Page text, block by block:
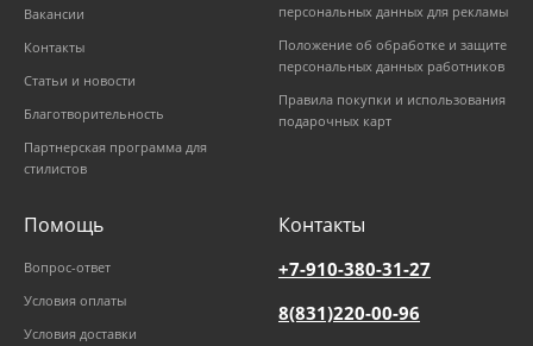
Вакансии
Контакты
Статьи и новости
Благотворительность
Партнерская программа для
стилистов
персональных данных для рекламы
Положение об обработке и защите
персональных данных работников
Правила покупки и использования
подарочных карт
Помощь
Вопрос-ответ
Условия оплаты
Условия доставки
Контакты
+7-910-380-31-27
8(831)220-00-96